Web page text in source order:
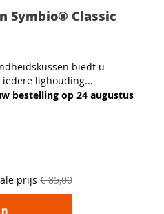
Symbio® Classic
biedt u
lighouding...
bestelling op 24 augustus
prijs € 85,00